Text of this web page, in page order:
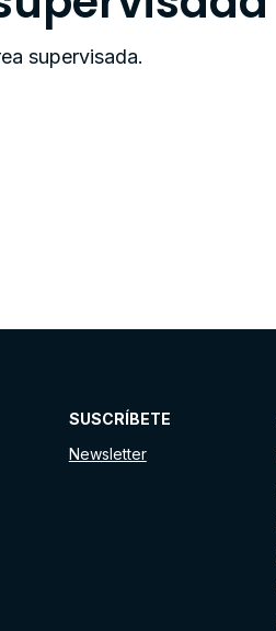
supervisada.
SUSCRÍBETE
Newsletter